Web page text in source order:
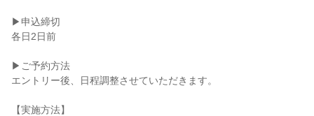
▶申込締切
各日2日前
▶ご予約方法
エントリー後、日程調整させていただきます。
【実施方法】